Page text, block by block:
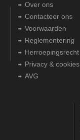
Over ons
Contacteer ons
Voorwaarden
Reglementering
Herroepingsrecht
Privacy & cookies
AVG